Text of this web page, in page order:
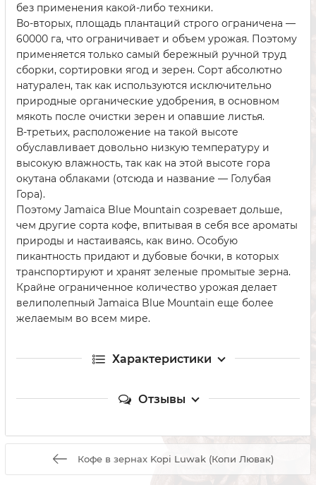
без применения какой-либо техники.
Во-вторых, площадь плантаций строго ограничена —
60000 га, что ограничивает и объем урожая. Поэтому
применяется только самый бережный ручной труд
сборки, сортировки ягод и зерен. Сорт абсолютно
натурален, так как используются исключительно
природные органические удобрения, в основном
мякоть после очистки зерен и опавшие листья.
В-третьих, расположение на такой высоте
обуславливает довольно низкую температуру и
высокую влажность, так как на этой высоте гора
окутана облаками (отсюда и название — Голубая
Гора).
Поэтому Jamaica Blue Mountain созревает дольше,
чем другие сорта кофе, впитывая в себя все ароматы
природы и настаиваясь, как вино. Особую
пикантность придают и дубовые бочки, в которых
транспортируют и хранят зеленые промытые зерна.
Крайне ограниченное количество урожая делает
велиполепный Jamaica Blue Mountain еще более
желаемым во всем мире.
Характеристики
Отзывы
Кофе в зернах Kopi Luwak (Копи Лювак)